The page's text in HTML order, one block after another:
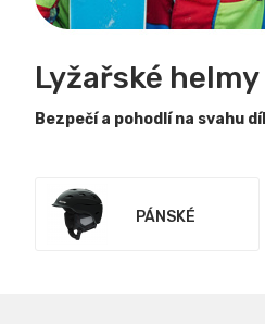
Lyžařské helmy
Bezpečí a pohodlí na svahu
PÁNSKÉ